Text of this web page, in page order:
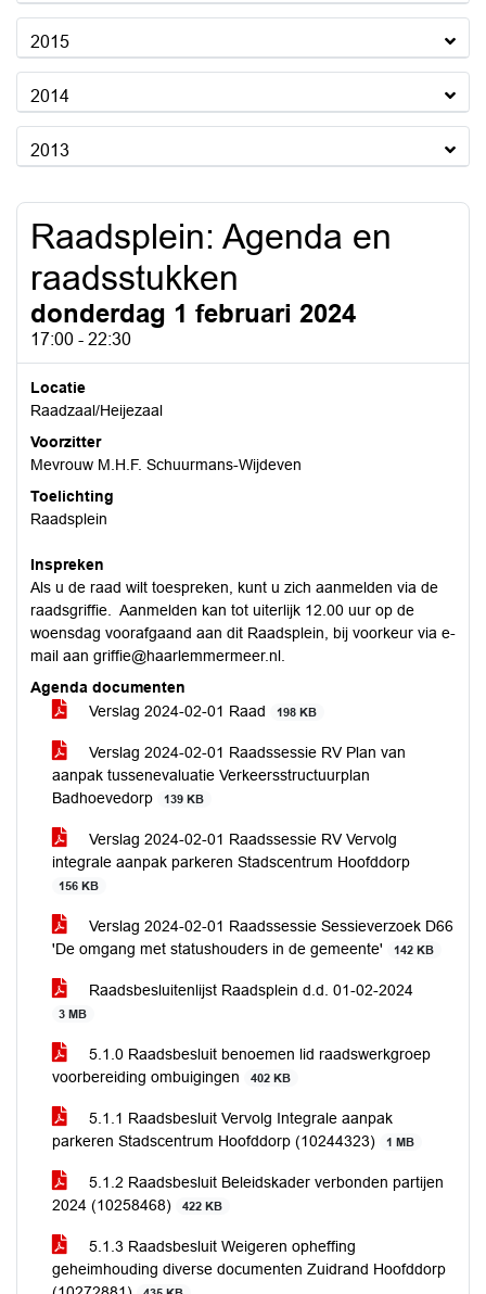
2015
2014
2013
Raadsplein: Agenda en
raadsstukken
donderdag 1 februari 2024
17:00 - 22:30
Locatie
Raadzaal/Heijezaal
Voorzitter
Mevrouw M.H.F. Schuurmans-Wijdeven
Toelichting
Raadsplein
Inspreken
Als u de raad wilt toespreken, kunt u zich aanmelden via de
raadsgriffie. Aanmelden kan tot uiterlijk 12.00 uur op de
woensdag voorafgaand aan dit Raadsplein, bij voorkeur via e-
mail aan griffie@haarlemmermeer.nl.
Agenda documenten
Verslag 2024-02-01 Raad
198 KB
Verslag 2024-02-01 Raadssessie RV Plan van
aanpak tussenevaluatie Verkeersstructuurplan
Badhoevedorp
139 KB
Verslag 2024-02-01 Raadssessie RV Vervolg
integrale aanpak parkeren Stadscentrum Hoofddorp
156 KB
Verslag 2024-02-01 Raadssessie Sessieverzoek D66
'De omgang met statushouders in de gemeente'
142 KB
Raadsbesluitenlijst Raadsplein d.d. 01-02-2024
3 MB
5.1.0 Raadsbesluit benoemen lid raadswerkgroep
voorbereiding ombuigingen
402 KB
5.1.1 Raadsbesluit Vervolg Integrale aanpak
parkeren Stadscentrum Hoofddorp (10244323)
1 MB
5.1.2 Raadsbesluit Beleidskader verbonden partijen
2024 (10258468)
422 KB
5.1.3 Raadsbesluit Weigeren opheffing
geheimhouding diverse documenten Zuidrand Hoofddorp